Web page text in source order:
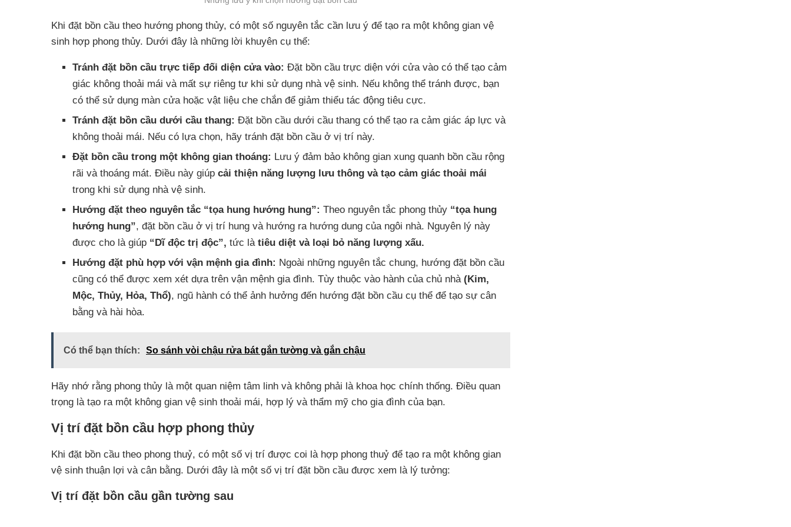
Khi đặt bồn cầu theo hướng phong thủy, có một số nguyên tắc cần lưu ý để tạo ra một không gian vệ
sinh hợp phong thủy. Dưới đây là những lời khuyên cụ thể:
Tránh đặt bồn cầu trực tiếp đối diện cửa vào: Đặt bồn cầu trực diện với cửa vào có thể tạo cảm
giác không thoải mái và mất sự riêng tư khi sử dụng nhà vệ sinh. Nếu không thể tránh được, bạn
có thể sử dụng màn cửa hoặc vật liệu che chắn để giảm thiểu tác động tiêu cực.
Tránh đặt bồn cầu dưới cầu thang: Đặt bồn cầu dưới cầu thang có thể tạo ra cảm giác áp lực và
không thoải mái. Nếu có lựa chọn, hãy tránh đặt bồn cầu ở vị trí này.
Đặt bồn cầu trong một không gian thoáng: Lưu ý đảm bảo không gian xung quanh bồn cầu rộng
rãi và thoáng mát. Điều này giúp cải thiện năng lượng lưu thông và tạo cảm giác thoải mái
trong khi sử dụng nhà vệ sinh.
Hướng đặt theo nguyên tắc “tọa hung hướng hung”: Theo nguyên tắc phong thủy “tọa hung
hướng hung”, đặt bồn cầu ở vị trí hung và hướng ra hướng dung của ngôi nhà. Nguyên lý này
được cho là giúp “Dĩ độc trị độc”, tức là tiêu diệt và loại bỏ năng lượng xấu.
Hướng đặt phù hợp với vận mệnh gia đình: Ngoài những nguyên tắc chung, hướng đặt bồn cầu
cũng có thể được xem xét dựa trên vận mệnh gia đình. Tùy thuộc vào hành của chủ nhà(Kim,
Mộc, Thủy, Hỏa, Thổ), ngũ hành có thể ảnh hưởng đến hướng đặt bồn cầu cụ thể để tạo sự cân
bằng và hài hòa.
Có thể bạn thích: So sánh vòi chậu rửa bát gắn tường và gắn chậu
Hãy nhớ rằng phong thủy là một quan niệm tâm linh và không phải là khoa học chính thống. Điều quan
trọng là tạo ra một không gian vệ sinh thoải mái, hợp lý và thẩm mỹ cho gia đình của bạn.
Vị trí đặt bồn cầu hợp phong thủy
Khi đặt bồn cầu theo phong thuỷ, có một số vị trí được coi là hợp phong thuỷ để tạo ra một không gian
vệ sinh thuận lợi và cân bằng. Dưới đây là một số vị trí đặt bồn cầu được xem là lý tưởng:
Vị trí đặt bồn cầu gần tường sau